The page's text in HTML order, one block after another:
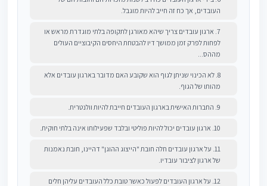
העובדים, אך כח זה חייב להיות מוגבל.
7. ארגון עובדים צריך שיהא מאורגן לתקופה בלתי מוגדרת מראש או
לפחות לפרק זמן ממושך דיו להבטחת היחסים הקיבוציים העולים
מההס...
8. לא הכינוי שניתן לגוף הוא שקובע האם מדובר בארגון עובדים אלא
מהותו של הגוף.
9. החברות האישית בארגון העובדים חייבת להיות וולנטרית.
10. ארגון עובדים יכול להיות פוליטי ובלבד שפעילותו אינה בלתי חוקית.
11. על ארגון עובדים חלה חובת "הייצוג ההוגן" דהיינו, חובת נאמנות
של ארגון לציבור עובדיו.
12. על ארגון העובדים לפעול כאשר טובת כלל העובדים עליהן חלים